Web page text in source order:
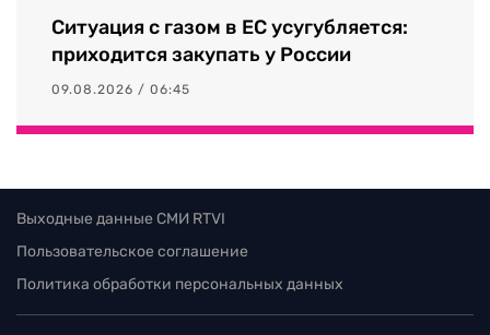
Ситуация с газом в ЕС усугубляется:
приходится закупать у России
09.08.2026 / 06:45
Выходные данные СМИ RTVI
Пользовательское соглашение
Политика обработки персональных данных